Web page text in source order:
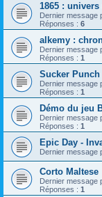
1865 :
Dernier message
Réponses : 6
alkemy :
Dernier message
Réponses : 1
Sucker Punch
Dernier message
Réponses : 1
Démo du jeu
Dernier message
Réponses : 1
Epic Day -
Dernier message
Corto Maltese
Dernier message
Réponses : 1